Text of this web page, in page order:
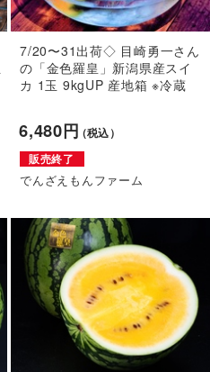
7/20〜31出荷◇ 目崎勇一さん
の「金色羅皇」新潟県産スイ
カ 1玉 9kgUP 産地箱 ※冷蔵
6,480円（税込）
販売終了
でんざえもんファーム